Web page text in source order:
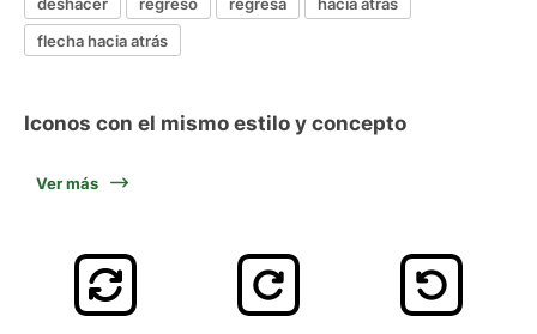
flecha hacia atrás
Iconos con el mismo estilo y concepto
Ver más